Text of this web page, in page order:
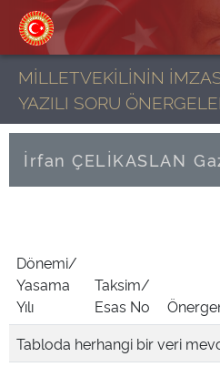
MİLLETVEKİLİNİN
YAZILI SORU
İrfan ÇELİKASLAN
Dönemi/
Yasama
Yılı
Taksim/
Esas No
Tabloda herhangi bir veri